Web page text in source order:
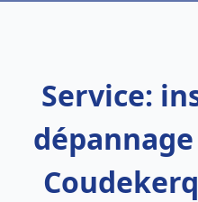
Service: